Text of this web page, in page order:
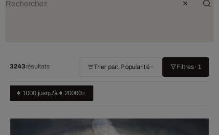
3243résultats Trier par: Popularité Filtres · 1
€ 1000 jusqu'à € 20000